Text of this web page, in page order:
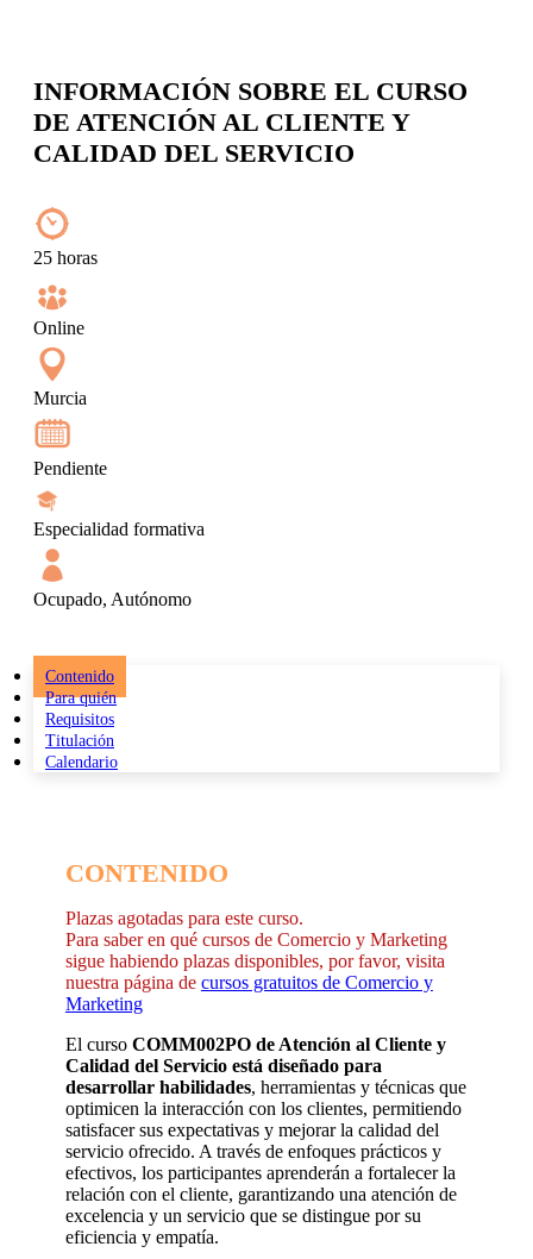
INFORMACIÓN SOBRE EL CURSO
DE ATENCIÓN AL CLIENTE Y
CALIDAD DEL SERVICIO
25 horas
Online
Murcia
Pendiente
Especialidad formativa
Ocupado, Autónomo
Contenido
Para quién
Requisitos
Titulación
Calendario
CONTENIDO
Plazas agotadas para este curso.
Para saber en qué cursos de Comercio y Marketing
sigue habiendo plazas disponibles, por favor, visita
nuestra página de cursos gratuitos de Comercio y
Marketing
El curso COMM002PO de Atención al Cliente y
Calidad del Servicio está diseñado para
desarrollar habilidades, herramientas y técnicas que
optimicen la interacción con los clientes, permitiendo
satisfacer sus expectativas y mejorar la calidad del
servicio ofrecido. A través de enfoques prácticos y
efectivos, los participantes aprenderán a fortalecer la
relación con el cliente, garantizando una atención de
excelencia y un servicio que se distingue por su
eficiencia y empatía.